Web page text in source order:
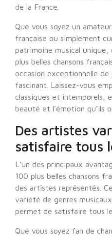
de la France.
Que vous soyez un
française ou simplement
patrimoine musical
plus belles chansons
occasion exceptionnelle
fascinant. Laissez-vous
classiques et intemporels,
beauté et l’émotion qu’ils
Des artistes
satisfaire tous
L’un des principaux
100 plus belles chansons
des artistes représentés.
variété de genres
permet de satisfaire tous
Que vous soyez fan de